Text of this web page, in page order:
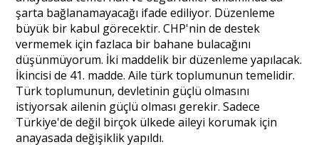
şarta bağlanamayacağı ifade ediliyor. Düzenleme
büyük bir kabul görecektir. CHP'nin de destek
vermemek için fazlaca bir bahane bulacağını
düşünmüyorum. İki maddelik bir düzenleme yapılacak.
İkincisi de 41. madde. Aile türk toplumunun temelidir.
Türk toplumunun, devletinin güçlü olmasını
istiyorsak ailenin güçlü olması gerekir. Sadece
Türkiye'de değil birçok ülkede aileyi korumak için
anayasada değişiklik yapıldı.